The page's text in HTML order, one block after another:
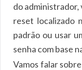
do administrador,
reset localizado
padrão ou usar
senha com base
Vamos falar